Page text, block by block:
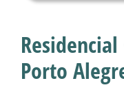
Porto